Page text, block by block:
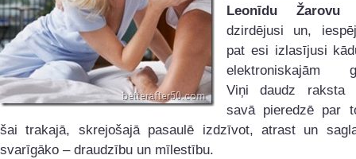
Leonīdu Žarovu
dzirdējusi un,
pat esi izlasījusi
elektroniskajām
Viņi daudz raksta
savā pieredzē par
šai trakajā, skrejošajā pasaulē izdzīvot, atrast un
svarīgāko – draudzību un mīlestību.